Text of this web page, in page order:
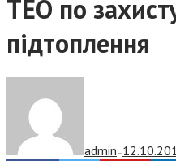
ТЕО по
підтоплення
admin —